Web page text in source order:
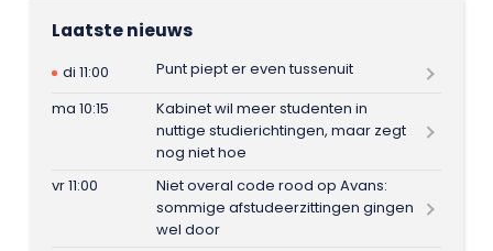
Laatste nieuws
di 11:00
Punt piept er even tussenuit
ma 10:15
Kabinet wil meer studenten in
nuttige studierichtingen, maar zegt
nog niet hoe
vr 11:00
Niet overal code rood op Avans:
sommige afstudeerzittingen gingen
wel door